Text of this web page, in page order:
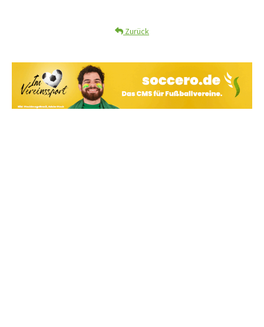
Zurück